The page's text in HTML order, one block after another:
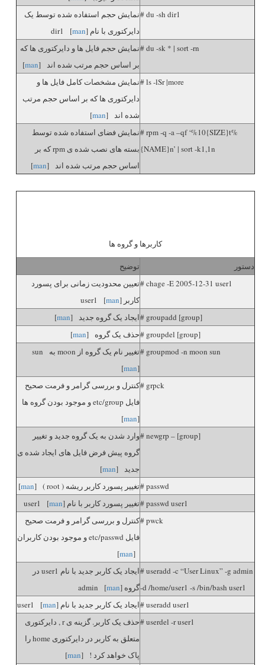
# du -sh dir1نمایش حجم استفاده شده توسط یک
دایرکتوری با نام dir1 [ man]
# du -sk * | sort -rnنمایش حجم فایل ها و دایرکتوری ها که
بر اساس حجم مرتب شده اند [man
]
# ls -lSr |moreنمایش مشخصات کامل فایل ها و
دایرکتوری ها که بر اساس حجم مرتب
شده اند [man
]
# rpm -q -a –qf ‘%10{SIZE}t%
{NAME}n’ | sort -k1,1n
نمایش فضای استفاده شده توسط
بسته های نصب شده ی rpm که بر
اساس حجم مرتب شده اند [man
]
کاربرها و گروه ها
دستور
توضیح
# chage -E 2005-12-31 user1تعیین محدودیت زمانی برای پسورد
کاربر user1 [ man]
# groupadd [group]ایجاد یک گروه جدید [man
]
# groupdel [group]حذف یک گروه [man
]
# groupmod -n moon sun
تغییر نام یک گروه از moon به sun
[man]
# grpckکنترل و بررسی گرامر و فرمت صحیح
فایل etc/group و موجود بودن گروه ها
[
man
]
# newgrp – [group]وارد شدن به یک گروه جدید و تغییر
گروه پیش فرض فایل های ایجاد شده ی
جدید [man
]
# passwdتغییر پسورد کاربر ریشه ( root ) [ man
]
# passwd user1تغییر پسورد کاربر با نام user1 [ man]
# pwckکنترل و بررسی گرامر و فرمت صحیح
فایل etc/passwd و موجود بودن کاربران
[
man
]
# useradd -c “User Linux” -g admin
-d /home/user1 -s /bin/bash user1
ایجاد یک کاربر جدید با نام user1 در
گروه admin [ man]
# useradd user1ایجاد یک کاربر جدید با نام user1 [ man]
# userdel -r user1
حذف یک کاربر. گزینه ی r , دایرکتوری
متعلق به کاربر در دایرکتوری home را
پاک خواهد کرد ! [man
]